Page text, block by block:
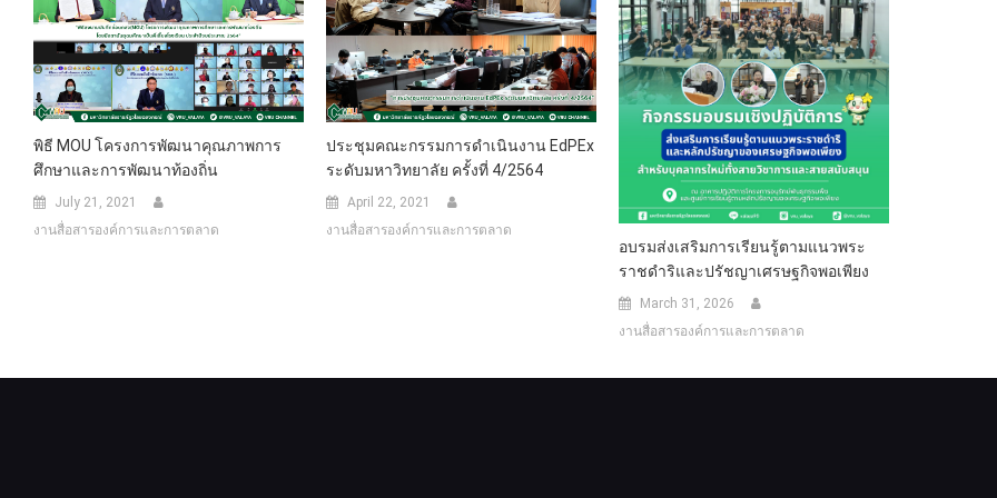
พิธี MOU โครงการพัฒนาคุณภาพการ
ศึกษาและการพัฒนาท้องถิ่น
July 21, 2021
งานสื่อสารองค์การและการตลาด
ประชุมคณะกรรมการดำเนินงาน EdPEx
ระดับมหาวิทยาลัย ครั้งที่ 4/2564
April 22, 2021
งานสื่อสารองค์การและการตลาด
อบรมส่งเสริมการเรียนรู้ตามแนวพระ
ราชดำริและปรัชญาเศรษฐกิจพอเพียง
March 31, 2026
งานสื่อสารองค์การและการตลาด